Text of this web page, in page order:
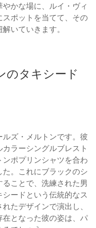
かな場に、ルイ・ヴィ
スポットを当てて、その
いていきます。
のタキシード
ズ・メルトンです。彼
ラーシングルブレスト
ポプリンシャツを合わ
。これにブラックのシ
ことで、洗練された男
ードという伝統的なス
たデザインで演出し、
となった彼の姿は、パ